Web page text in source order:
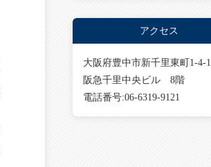
アクセス
大阪府豊中市新千里東町1-4-1
阪急千里中央ビル 8階
電話番号:06-6319-9121